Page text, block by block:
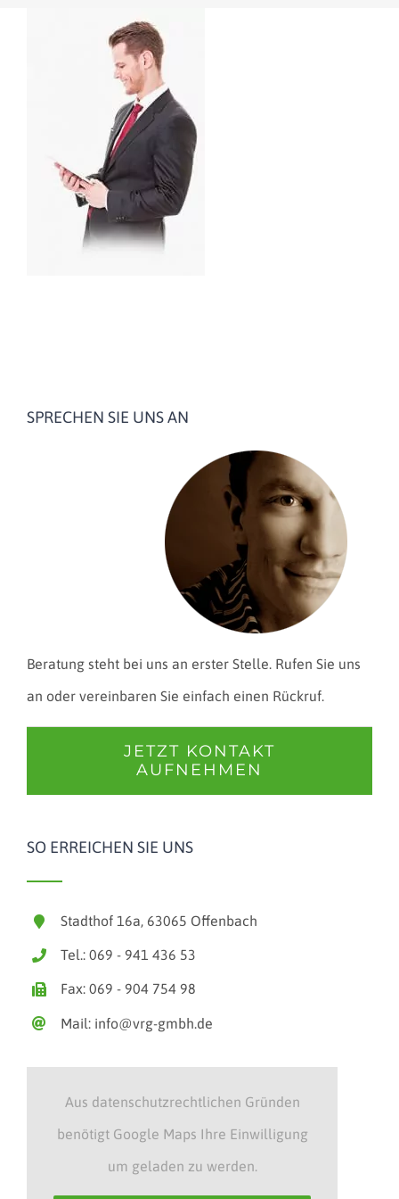
SPRECHEN SIE UNS AN
Beratung steht bei uns an erster Stelle. Rufen Sie uns
an oder vereinbaren Sie einfach einen Rückruf.
JETZT KONTAKT
AUFNEHMEN
SO ERREICHEN SIE UNS
Stadthof 16a, 63065 Offenbach
Tel.: 069 - 941 436 53
Fax: 069 - 904 754 98
Mail: info@vrg-gmbh.de
Aus datenschutzrechtlichen Gründen
benötigt Google Maps Ihre Einwilligung
um geladen zu werden.